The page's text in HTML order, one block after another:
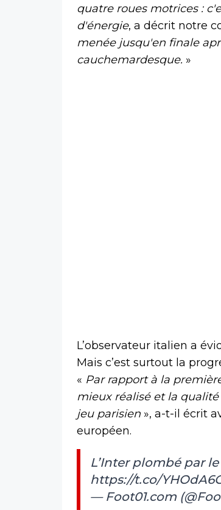
quatre roues motrices :
d'énergie, a décrit notre
menée jusqu'en finale
cauchemardesque. »
L’observateur italien a
Mais c’est surtout la
« Par rapport à la
mieux réalisé et la qualité
jeu parisien », a-t-il écrit
européen.
L’Inter plombé par
https://t.co/
— Foot01.com